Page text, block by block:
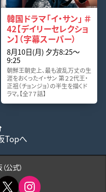
韓国ドラマ「イ・サン」 ＃
42【デイリーセレクショ
ン】（字幕スーパー）
8月10日(月) 夕方8:25〜
9:25
朝鮮王朝史上、最も波乱万丈の生
涯をおくったイ・サン 第２２代王・
正祖（チョンジョ）の半生を描くド
ラマ。【全７７話】
Topへ
公式）